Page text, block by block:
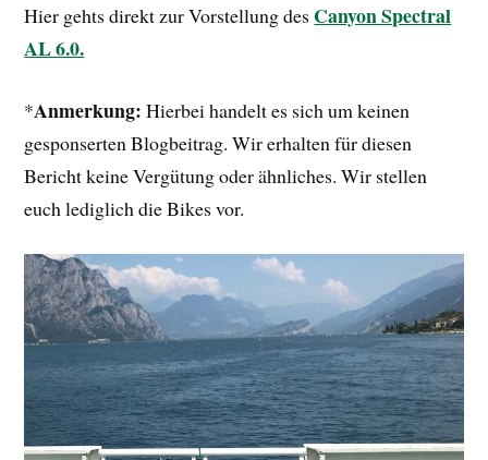
Hier gehts direkt zur Vorstellung des Canyon Spectral
AL 6.0.
*Anmerkung: Hierbei handelt es sich um keinen
gesponserten Blogbeitrag. Wir erhalten für diesen
Bericht keine Vergütung oder ähnliches. Wir stellen
euch lediglich die Bikes vor.